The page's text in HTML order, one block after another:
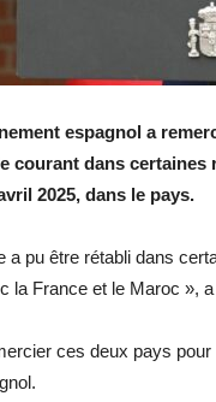
espagnol a
courant dans certaines
2025, dans le pays.
a pu être rétabli dans
la France et le Maroc »,
ces deux pays